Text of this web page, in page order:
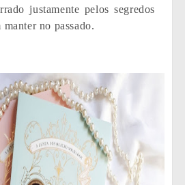
justamente pelos segredos
no passado.